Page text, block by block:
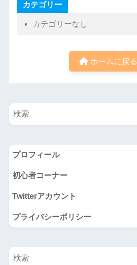
カテゴリー
カテゴリーなし
ホームに戻る
プロフィール
初心者コーナー
Twitterアカウント
プライバシーポリシー